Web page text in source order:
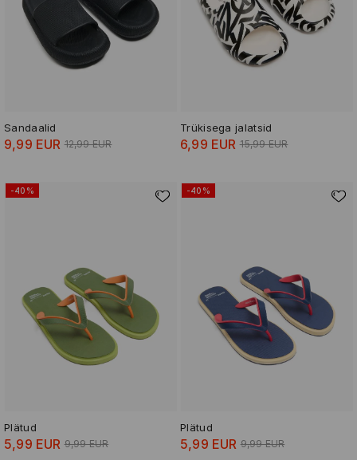
Sandaalid
9,99 EUR 12,99 EUR
Trükisega jalatsid
6,99 EUR 15,99 EUR
-40%
Plätud
5,99 EUR 9,99 EUR
-40%
Plätud
5,99 EUR 9,99 EUR